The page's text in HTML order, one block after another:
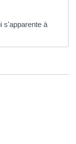
s'apparente à